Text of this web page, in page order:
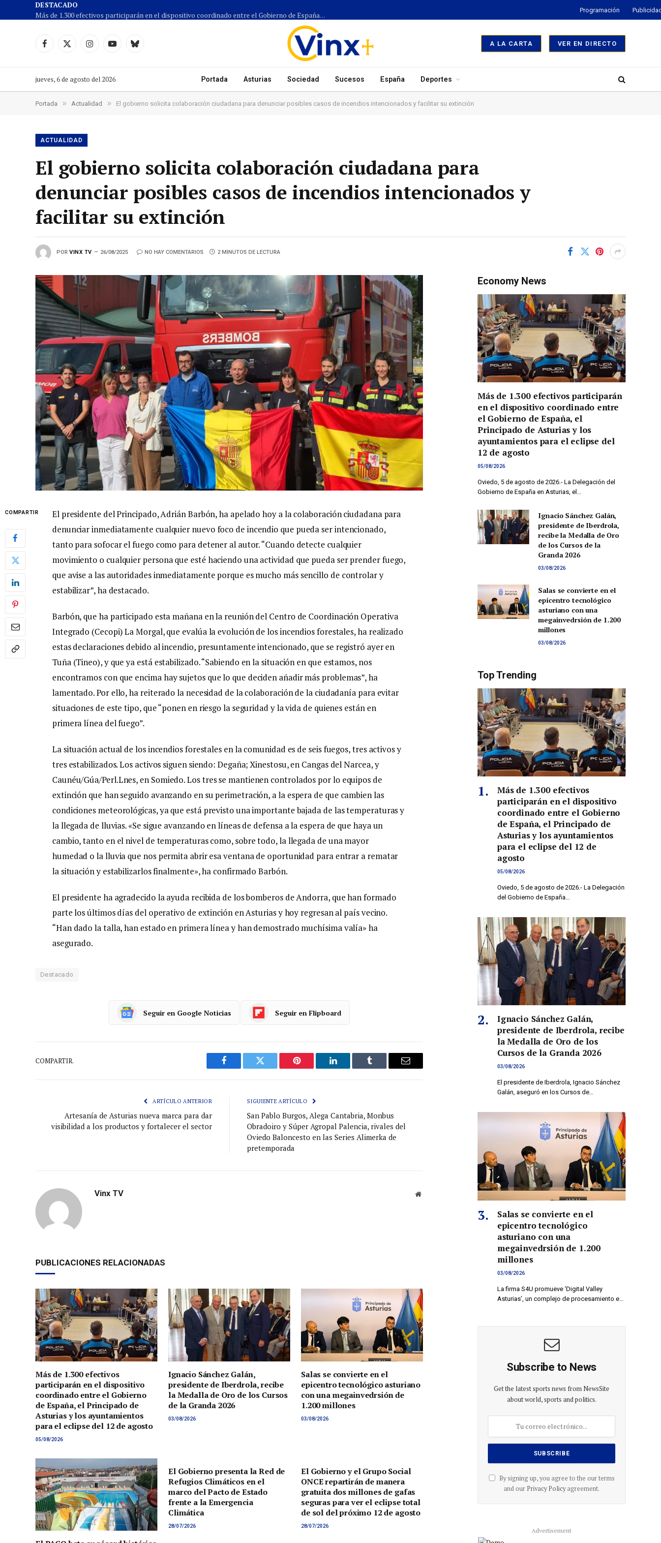
DESTACADO
Más de 1.300 efectivos participarán en el dispositivo coordinado entre el Gobierno de España, el Principado de Asturias y los ayuntamientos para el eclipse del 12 de agosto
Programación
Facebook
X
InstagramYouTubeCielo
A LA CARTA VER EN DIRECTO
jueves, 6 de agosto del 2026 Portada Asturias Sociedad Sucesos España Deportes
Portada » Actualidad » El gobierno solicita colaboración ciudadana para denunciar posibles casos de incendios intencionados y facilitar su extinción
ACTUALIDAD
El gobierno solicita colaboración ciudadana para
denunciar posibles casos de incendios intencionados y
facilitar su extinción
POR VINX TV 26/08/2025 NO HAY COMENTARIOS 2 MINUTOS DE LECTURA
COMPARTIR
El presidente del Principado, Adrián Barbón, ha apelado hoy a la colaboración ciudadana para
denunciar inmediatamente cualquier nuevo foco de incendio que pueda ser intencionado,
tanto para sofocar el fuego como para detener al autor. “Cuando detecte cualquier
movimiento o cualquier persona que esté haciendo una actividad que pueda ser prender fuego,
que avise a las autoridades inmediatamente porque es mucho más sencillo de controlar y
estabilizar”, ha destacado.
Barbón, que ha participado esta mañana en la reunión del Centro de Coordinación Operativa
Integrado (Cecopi) La Morgal, que evalúa la evolución de los incendios forestales, ha realizado
estas declaraciones debido al incendio, presuntamente intencionado, que se registró ayer en
Tuña (Tineo), y que ya está estabilizado. “Sabiendo en la situación en que estamos, nos
encontramos con que encima hay sujetos que lo que deciden añadir más problemas”, ha
lamentado. Por ello, ha reiterado la necesidad de la colaboración de la ciudadanía para evitar
situaciones de este tipo, que “ponen en riesgo la seguridad y la vida de quienes están en
primera línea del fuego”.
La situación actual de los incendios forestales en la comunidad es de seis fuegos, tres activos y
tres estabilizados. Los activos siguen siendo: Degaña; Xinestosu, en Cangas del Narcea, y
Caunéu/Gúa/Perl.Lnes, en Somiedo. Los tres se mantienen controlados por lo equipos de
extinción que han seguido avanzando en su perimetración, a la espera de que cambien las
condiciones meteorológicas, ya que está previsto una importante bajada de las temperaturas y
la llegada de lluvias. «Se sigue avanzando en líneas de defensa a la espera de que haya un
cambio, tanto en el nivel de temperaturas como, sobre todo, la llegada de una mayor
humedad o la lluvia que nos permita abrir esa ventana de oportunidad para entrar a rematar
la situación y estabilizarlos finalmente», ha confirmado Barbón.
El presidente ha agradecido la ayuda recibida de los bomberos de Andorra, que han formado
parte los últimos días del operativo de extinción en Asturias y hoy regresan al país vecino.
“Han dado la talla, han estado en primera línea y han demostrado muchísima valía» ha
asegurado.
Destacado
Seguir en Google Noticias Seguir en Flipboard
COMPARTIR.
Facebook Gorjeo Pinterest LinkedIn Tumblr
Correo
ARTÍCULO ANTERIOR
Artesanía de Asturias nueva marca para dar
visibilidad a los productos y fortalecer el sector
SIGUIENTE ARTÍCULO
San Pablo Burgos, Alega Cantabria, Monbus
Obradoiro y Súper Agropal Palencia, rivales del
Oviedo Baloncesto en las Series Alimerka de
pretemporada
Vinx TV
Sitio
PUBLICACIONES RELACIONADAS
Más de 1.300 efectivos
participarán en el dispositivo
coordinado entre el Gobierno
de España, el Principado de
Asturias y los ayuntamientos
para el eclipse del 12 de agosto
05/08/2026
Ignacio Sánchez Galán,
presidente de Iberdrola, recibe
la Medalla de Oro de los Cursos
de la Granda 2026
03/08/2026
Salas se convierte en el
epicentro tecnológico asturiano
con una megainvedrsión de
1.200 millones
03/08/2026
El Gobierno presenta la Red de
Refugios Climáticos en el
marco del Pacto de Estado
frente a la Emergencia
Climática
28/07/2026
El Gobierno y el Grupo Social
ONCE repartirán de manera
gratuita dos millones de gafas
seguras para ver el eclipse total
de sol del próximo 12 de agosto
28/07/2026
Economy News
Más de 1.300 efectivos participarán
en el dispositivo coordinado entre
el Gobierno de España, el
Principado de Asturias y los
ayuntamientos para el eclipse del
12 de agosto
05/08/2026
Oviedo, 5 de agosto de 2026.- La Delegación del
Gobierno de España en Asturias, el…
Ignacio Sánchez Galán,
presidente de Iberdrola,
recibe la Medalla de Oro
de los Cursos de la
Granda 2026
03/08/2026
Salas se convierte en el
epicentro tecnológico
asturiano con una
megainvedrsión de 1.200
millones
03/08/2026
Top Trending
Más de 1.300 efectivos
participarán en el dispositivo
coordinado entre el Gobierno
de España, el Principado de
Asturias y los ayuntamientos
para el eclipse del 12 de
agosto
05/08/2026
Oviedo, 5 de agosto de 2026.- La Delegación
del Gobierno de España…
Ignacio Sánchez Galán,
presidente de Iberdrola, recibe
la Medalla de Oro de los
Cursos de la Granda 2026
03/08/2026
El presidente de Iberdrola, Ignacio Sánchez
Galán, aseguró en los Cursos de…
Salas se convierte en el
epicentro tecnológico
asturiano con una
megainvedrsión de 1.200
millones
03/08/2026
La firma S4U promueve ‘Digital Valley
Asturias’, un complejo de procesamiento e…
Subscribe to News
Get the latest sports news from NewsSite
about world, sports and politics.
By signing up, you agree to the our terms
and our Privacy Policyagreement.
Advertisement